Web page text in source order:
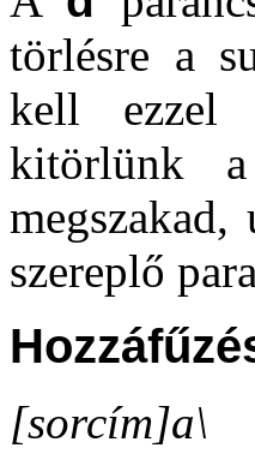
törlésre a
kell ezzel
kitörlünk a
szereplő
[sorcím]a\